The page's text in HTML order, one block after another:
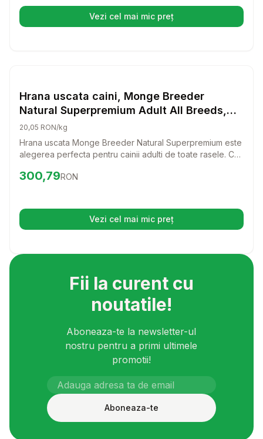
Vezi cel mai mic preț(se deschide într-o filă nouă)
Hrana Uscata Caini
Hrana uscata caini, Monge Breeder
Natural Superpremium Adult All Breeds,
Miel & Orez, 15 kg
20,05 RON/kg
Hrana uscata Monge Breeder Natural Superpremium este
alegerea perfecta pentru cainii adulti de toate rasele. Cu
hrana ii va oferi catelului tau nutrientii necesari pentru o
Preț: 300.79 RON
300,79RON
Vezi cel mai mic preț(se deschide într-o filă nouă)
Fii la curent cu
noutatile!
Aboneaza-te la newsletter-ul
nostru pentru a primi ultimele
promotii!
Aboneaza-te